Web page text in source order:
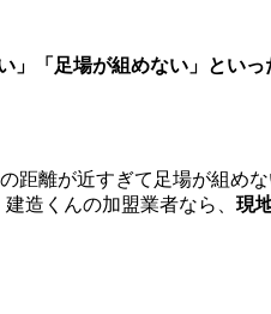
」「足場が組めない」とい
距離が近すぎて足場が組め
造くんの加盟業者なら、 現